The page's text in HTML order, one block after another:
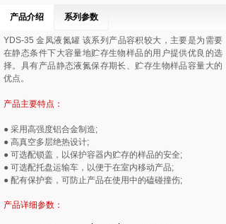
产品介绍 系列参数
YDS-35金凤液氮罐 该系列产品容积较大，主要是为需要
在静态条件下大容量地贮存生物样品的用户提供优良的选
择。具有产品静态液氮保存期长、贮存生物样品容量大的
优点。
产品主要特点：
● 采用高强度铝合金制造;
● 高真空多层绝热设计;
● 可选配锁盖，以保护容器内贮存的样品的安全;
● 可选配托盘运输车，以便于在室内移动产品;
● 配有保护套，可防止产品在使用中的磕碰撞伤;
产品详细参数：